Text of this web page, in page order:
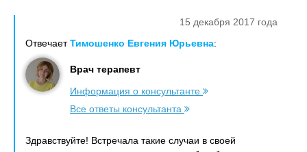
15 декабря 2017 года
ОтвечаетТимошенко Евгения Юрьевна:
Врач терапевт
Информация о консультанте
Все ответы консультанта
Здравствуйте! Встречала такие случаи в своей